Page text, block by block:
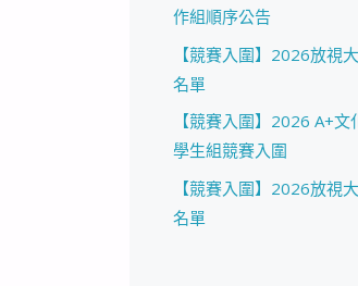
作組順序公告
【競賽入圍】2026放視
名單
【競賽入圍】2026 A+
學生組競賽入圍
【競賽入圍】2026放視
名單